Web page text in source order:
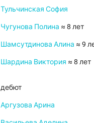
Тульчинская София
Чугунова Полина ≈ 8 лет
Шамсутдинова Алина ≈ 9
Шардина Виктория ≈ 8 лет
дебют
Аргузова Арина